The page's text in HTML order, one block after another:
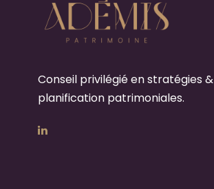
Conseil privilégié en stratégies &
planification patrimoniales.